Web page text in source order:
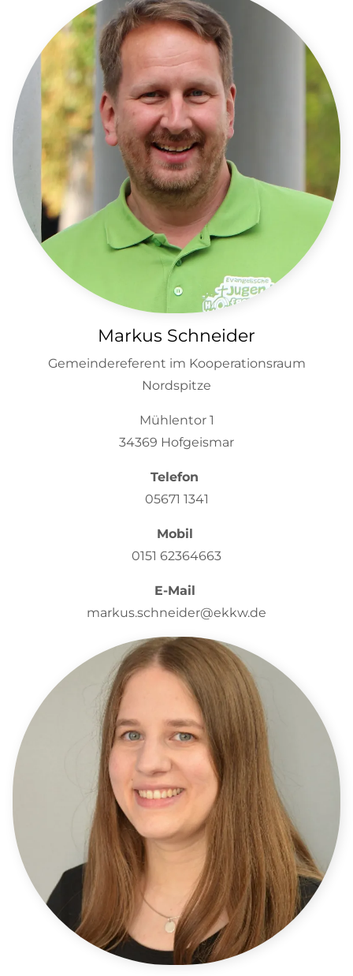
Markus Schneider
Gemeindereferent im Kooperationsraum
Nordspitze
Mühlentor 1
34369 Hofgeismar
Telefon
05671 1341
Mobil
0151 62364663
E-Mail
markus.schneider@ekkw.de